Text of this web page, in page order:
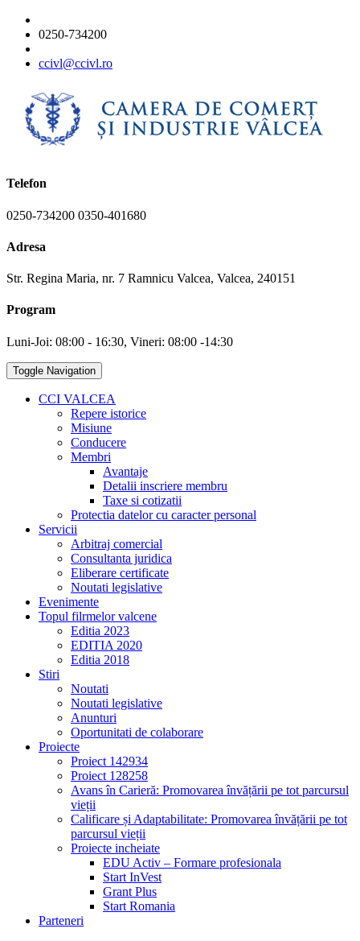
0250-734200
ccivl@ccivl.ro
Telefon
0250-734200 0350-401680
Adresa
Str. Regina Maria, nr. 7 Ramnicu Valcea, Valcea, 240151
Program
Luni-Joi: 08:00 - 16:30, Vineri: 08:00 -14:30
Toggle Navigation
CCI VALCEA
Repere istorice
Misiune
Conducere
Membri
Avantaje
Detalii inscriere membru
Taxe si cotizatii
Protectia datelor cu caracter personal
Servicii
Arbitraj comercial
Consultanta juridica
Eliberare certificate
Noutati legislative
Evenimente
Topul filrmelor valcene
Editia 2023
EDITIA 2020
Editia 2018
Stiri
Noutati
Noutati legislative
Anunturi
Oportunitati de colaborare
Proiecte
Proiect 142934
Proiect 128258
Avans în Carieră: Promovarea învățării pe tot parcursul
vieții
Calificare și Adaptabilitate: Promovarea învățării pe tot
parcursul vieții
Proiecte incheiate
EDU Activ – Formare profesionala
Start InVest
Grant Plus
Start Romania
Parteneri